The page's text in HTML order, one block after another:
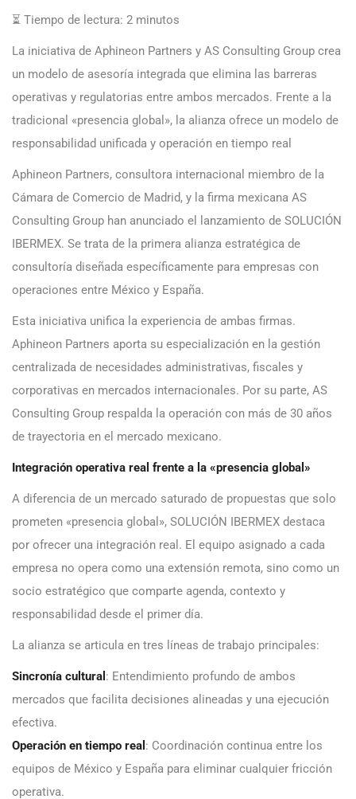
⏳ Tiempo de lectura: 2 minutos
La iniciativa de Aphineon Partners y AS Consulting Group crea
un modelo de asesoría integrada que elimina las barreras
operativas y regulatorias entre ambos mercados. Frente a la
tradicional «presencia global», la alianza ofrece un modelo de
responsabilidad unificada y operación en tiempo real
Aphineon Partners, consultora internacional miembro de la
Cámara de Comercio de Madrid, y la firma mexicana AS
Consulting Group han anunciado el lanzamiento de SOLUCIÓN
IBERMEX. Se trata de la primera alianza estratégica de
consultoría diseñada específicamente para empresas con
operaciones entre México y España.
Esta iniciativa unifica la experiencia de ambas firmas.
Aphineon Partners aporta su especialización en la gestión
centralizada de necesidades administrativas, fiscales y
corporativas en mercados internacionales. Por su parte, AS
Consulting Group respalda la operación con más de 30 años
de trayectoria en el mercado mexicano.
Integración operativa real frente a la «presencia global»
A diferencia de un mercado saturado de propuestas que solo
prometen «presencia global», SOLUCIÓN IBERMEX destaca
por ofrecer una integración real. El equipo asignado a cada
empresa no opera como una extensión remota, sino como un
socio estratégico que comparte agenda, contexto y
responsabilidad desde el primer día.
La alianza se articula en tres líneas de trabajo principales:
Sincronía cultural : Entendimiento profundo de ambos
mercados que facilita decisiones alineadas y una ejecución
efectiva.
Operación en tiempo real : Coordinación continua entre los
equipos de México y España para eliminar cualquier fricción
operativa.